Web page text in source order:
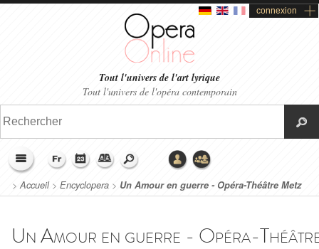
connexion
Tout l'univers de l'art lyrique
Tout l'univers de l'opéra contemporain
>Accueil> Encyclopera > Un Amour en guerre - Opéra-Théâtre Metz
Métropole (2014)